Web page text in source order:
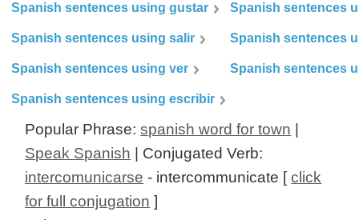
Spanish sentences using gustar Spanish sentences
Spanish sentences using salir Spanish sentences
Spanish sentences using ver Spanish sentences
Spanish sentences using escribir
Popular Phrase:spanish word for town
Speak Spanish | Conjugated Verb:
intercomunicarse - intercommunicate [click
for full conjugation ]